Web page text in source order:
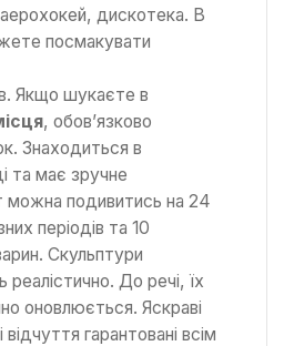
аерохокей, дискотека. В
посмакувати
Якщо шукаєте в
, обов’язково
Знаходиться в
та має зручне
можна подивитись на 24
періодів та 10
Скульптури
До речі, їх
оновлюється. Яскраві
відчуття гарантовані всім